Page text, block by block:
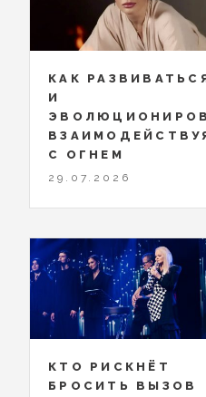
КАК
И
С ОГНЕМ
29.07.2026
КТО РИСКНЁТ
БРОСИТЬ ВЫЗОВ